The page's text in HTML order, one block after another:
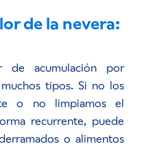
de la nevera:
de acumulación por
tipos. Si no los
o no limpiamos el
recurrente, puede
o alimentos